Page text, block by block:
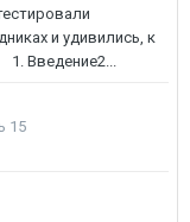
и удивились, к
Введение2...
15